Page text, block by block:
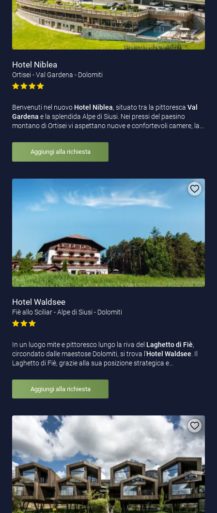
Hotel Niblea
Ortisei - Val Gardena - Dolomiti
Benvenuti nel nuovo Hotel Niblea, situato tra la pittoresca Val
Gardena e la splendida Alpe di Siusi. Nei pressi del paesino
montano di Ortisei vi aspettano nuove e confortevoli camere, la…
Aggiungi alla richiesta
Hotel Waldsee
Fiè allo Sciliar - Alpe di Siusi - Dolomiti
In un luogo mite e pittoresco lungo la riva del Laghetto di Fiè,
circondato dalle maestose Dolomiti, si trova l’Hotel Waldsee . Il
Laghetto di Fiè, grazie alla sua posizione strategica e…
Aggiungi alla richiesta